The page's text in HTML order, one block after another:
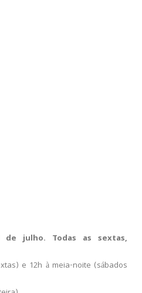
de julho. Todas as sextas,
e 12h à meia-noite (sábados